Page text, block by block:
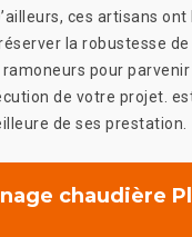
ces artisans
la robustesse de
ramoneurs pour
de votre projet.
de ses prestation.
chaudière